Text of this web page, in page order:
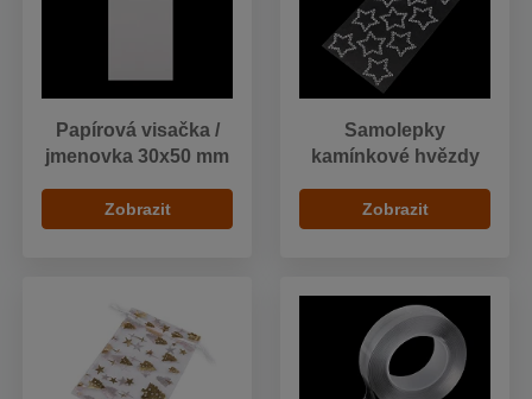
Papírová visačka /
jmenovka 30x50 mm
Zobrazit
Samolepky
kamínkové hvězdy
Zobrazit